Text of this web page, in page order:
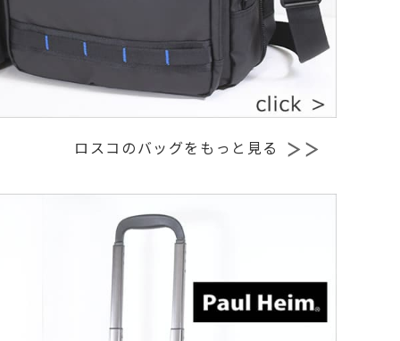
ロスコのバッグをもっと見る